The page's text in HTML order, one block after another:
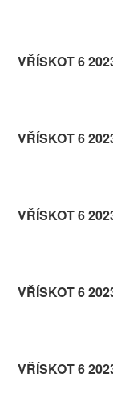
VŘÍSKOT 6
VŘÍSKOT 6
VŘÍSKOT 6
VŘÍSKOT 6
VŘÍSKOT 6